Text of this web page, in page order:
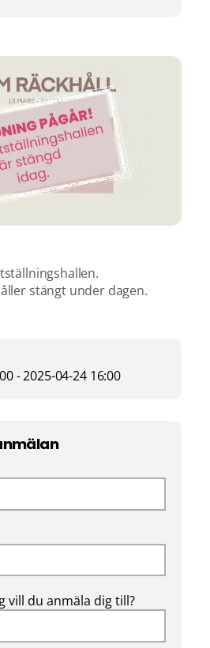
stängt under dagen.
- 2025-04-24 16:00
vill du anmäla dig till?